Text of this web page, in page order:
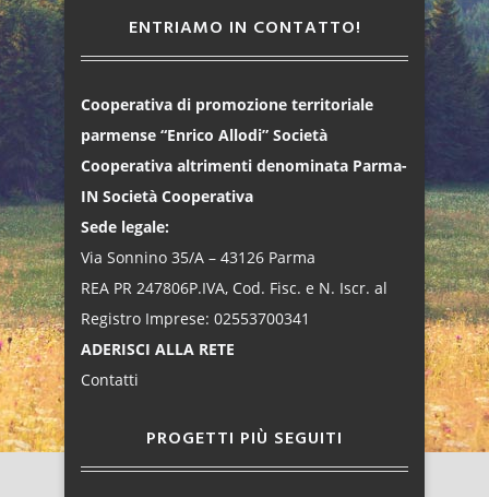
ENTRIAMO IN CONTATTO!
Cooperativa di promozione territoriale
parmense “Enrico Allodi” Società
Cooperativa altrimenti denominata Parma-
IN Società Cooperativa
Sede legale:
Via Sonnino 35/A – 43126 Parma
REA PR 247806P.IVA, Cod. Fisc. e N. Iscr. al
Registro Imprese: 02553700341
ADERISCI ALLA RETE
Contatti
PROGETTI PIÙ SEGUITI